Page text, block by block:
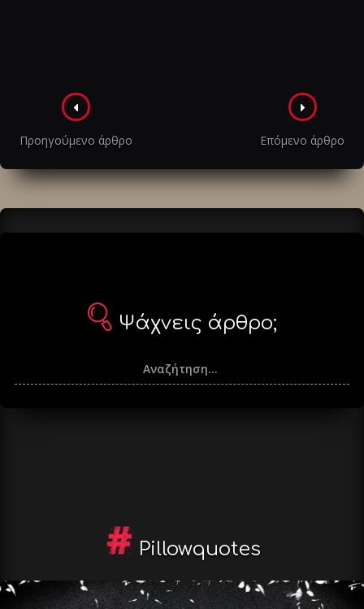
Πλοήγηση
στα
άρθρα
Προηγούμενο άρθρο Επόμενο άρθρο
Ψάχνεις άρθρο;
Pillowquotes